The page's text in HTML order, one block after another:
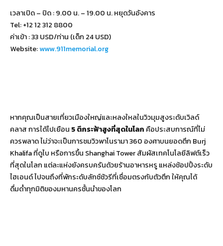
เวลาเปิด – ปิด : 9.00 น. – 19.00 น. หยุดวันอังคาร
Tel: +12 12 312 8800
ค่าเข้า : 33 USD/ท่าน (เด็ก 24 USD)
Website:www.911memorial.org
หากคุณเป็นสายเที่ยวเมืองใหญ่และหลงใหลในวิวมุมสูงระดับเวิลด์
คลาส การได้ไปเยือน 5 ตึกระฟ้าสูงที่สุดในโลก คือประสบการณ์ที่ไม่
ควรพลาด ไม่ว่าจะเป็นการชมวิวพาโนรามา 360 องศาบนยอดตึก Burj
Khalifa ที่ดูไบ หรือการขึ้น Shanghai Tower สัมผัสเทคโนโลยีลิฟต์เร็ว
ที่สุดในโลก แต่ละแห่งยังครบครันด้วยร้านอาหารหรู แหล่งช้อปปิ้งระดับ
ไฮเอนด์ ไปจนถึงที่พักระดับลักซ์ชัวรีที่เชื่อมตรงกับตัวตึก ให้คุณได้
ดื่มด่ำทุกมิติของมหานครชั้นนำของโลก